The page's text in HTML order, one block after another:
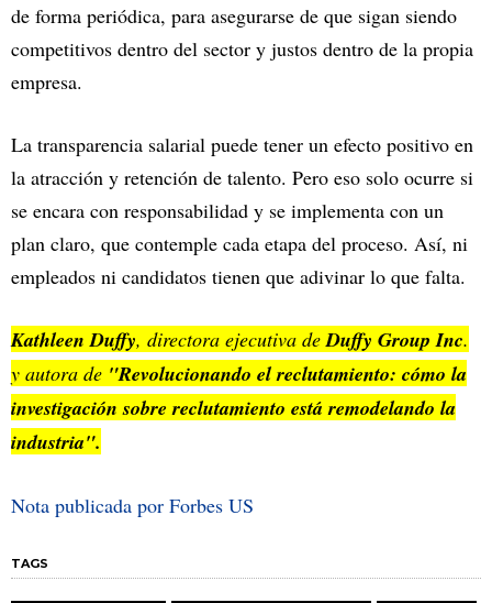
de forma periódica, para asegurarse de que sigan siendo
competitivos dentro del sector y justos dentro de la propia
empresa.
La transparencia salarial puede tener un efecto positivo en
la atracción y retención de talento. Pero eso solo ocurre si
se encara con responsabilidad y se implementa con un
plan claro, que contemple cada etapa del proceso. Así, ni
empleados ni candidatos tienen que adivinar lo que falta.
Kathleen Duffy, directora ejecutiva de Duffy Group Inc.
y autora de "Revolucionando el reclutamiento: cómo la
investigación sobre reclutamiento está remodelando la
industria".
Nota publicada por Forbes US
TAGS